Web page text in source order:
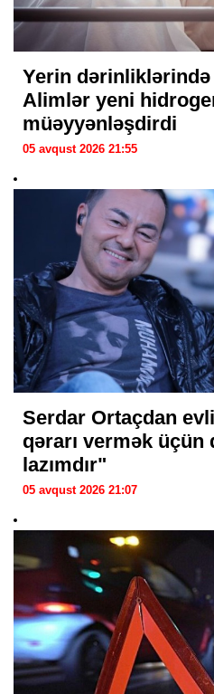
Yerin
Alimlər yeni
müəyyənləşdirdi
05 avqust 2026 21:55
Serdar Ortaçdan
qərarı vermək üçün
lazımdır"
05 avqust 2026 21:07